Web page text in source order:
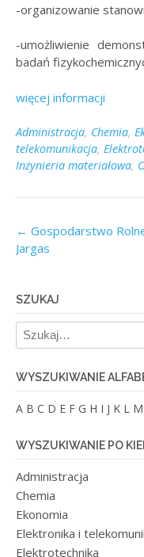
-organizowanie
-umożliwienie
badań
więcej informacji
Administracja, Chemia,
telekomunikacja,
Inżynieria materiałowa,
Post
← Gospodarstwo
Jargas
SZUKAJ
WYSZUKIWANIE
A B C D E F G H I J K L M
WYSZUKIWANIE PO
Administracja
Chemia
Ekonomia
Elektronika i
Elektrotechnika